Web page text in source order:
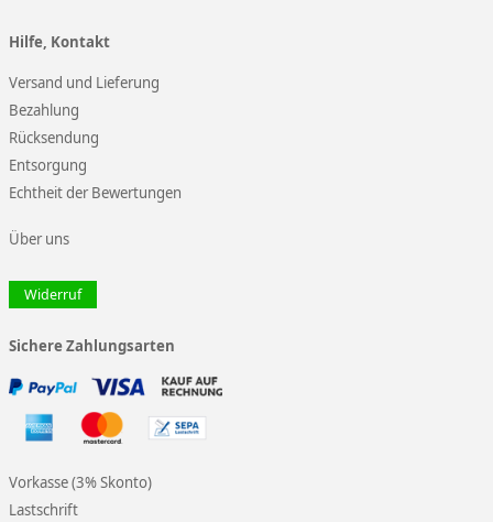
Hilfe, Kontakt
Versand und Lieferung
Bezahlung
Rücksendung
Entsorgung
Echtheit der Bewertungen
Über uns
Widerruf
Sichere Zahlungsarten
Vorkasse (3% Skonto)
Lastschrift